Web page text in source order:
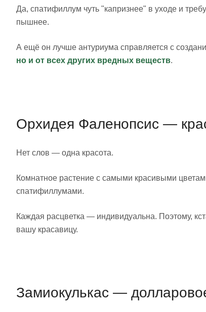
Да, спатифиллум чуть "капризнее" в уходе и
пышнее.
А ещё он лучше антуриума справляется с
но и от всех других вредных веществ.
Орхидея Фаленопсис —
Нет слов — одна красота.
Комнатное растение с самыми красивыми
спатифиллумами.
Каждая расцветка — индивидуальна. Поэтому,
вашу красавицу.
Замиокулькас —